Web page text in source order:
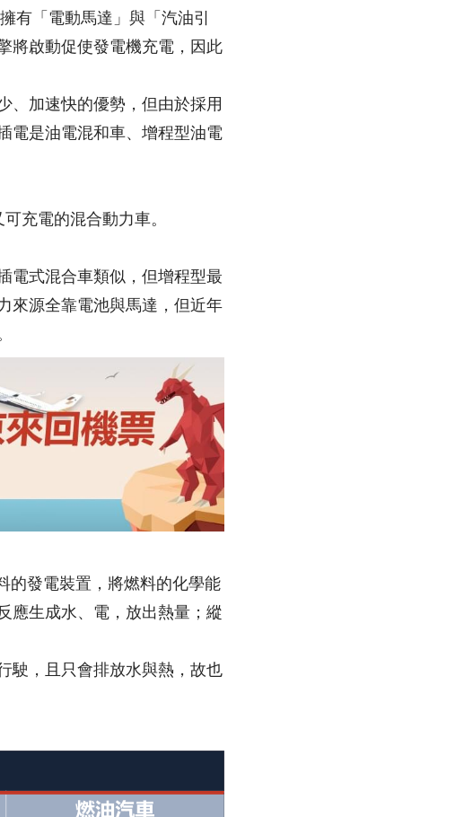
有「電動馬達」與「汽油引
將啟動促使發電機充電，因此
、加速快的優勢，但由於採用
電是油電混和車、增程型油電
充電的混合動力車。
電式混合車類似，但增程型最
來源全靠電池與馬達，但近年
的發電裝置，將燃料的化學能
應生成水、電，放出熱量；縱
駛，且只會排放水與熱，故也